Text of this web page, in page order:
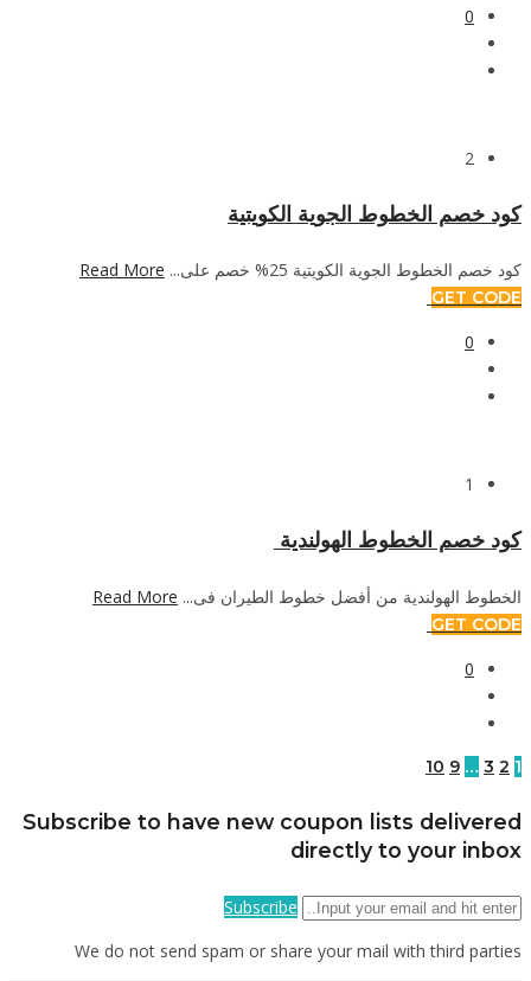
0
2
كود خصم الخطوط الجوية الكويتية
كود خصم الخطوط الجوية الكويتية 25% خصم على... Read More
GET CODE
0
1
كود خصم الخطوط الهولندية
الخطوط الهولندية من أفضل خطوط الطيران فى... Read More
GET CODE
0
1
2
3
…
9
10
Subscribe to have new coupon lists delivered
directly to your inbox
Subscribe
We do not send spam or share your mail with third parties